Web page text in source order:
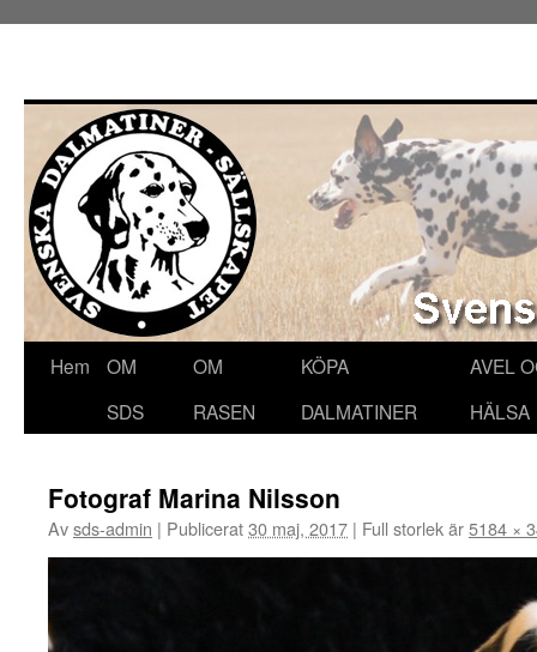
Hoppa
Hem
OM
SDS
OM
RASEN
KÖPA
DALMATINER
AVEL
HÄLSA
Fotograf Marina Nilsson
Avsds-admin | Publicerat30 maj, 2017 | Full storlek är5184 ×